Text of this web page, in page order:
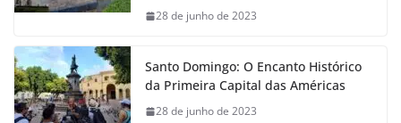
28 de junho de 2023
Santo Domingo: O Encanto Histórico
da Primeira Capital das Américas
28 de junho de 2023